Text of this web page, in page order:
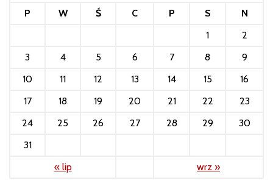
P W Ś C P S
N
1
2
3
4 5 6 7 8
9
10
11 12 13 14 15
16
17
18 19 20 21 22
23
24
25 26 27 28 29
30
31
« lip
wrz »